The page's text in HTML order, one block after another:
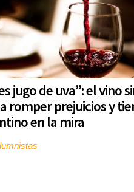
jugo de uva”: el vino
romper prejuicios y
en la mira